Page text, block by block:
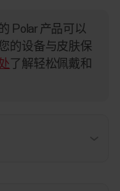
Polar 产品可以
的设备与皮肤保
了解轻松佩戴和